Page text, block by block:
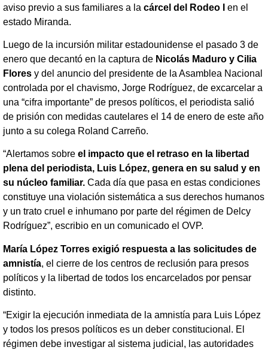
aviso previo a sus familiares a la cárcel del Rodeo I
en el
estado Miranda.
Luego de la incursión militar estadounidense el pasado 3 de
enero que decantó en la captura de Nicolás Maduro y Cilia
Flores y del anuncio del presidente de la Asamblea Nacional
controlada por el chavismo, Jorge Rodríguez, de excarcelar a
una “cifra importante” de presos políticos, el periodista salió
de prisión con medidas cautelares el 14 de enero de este año
junto a su colega Roland Carreño.
“Alertamos sobre el impacto que el retraso en la libertad
plena del periodista, Luis López, genera en su salud y en
su núcleo familiar. Cada día que pasa en estas condiciones
constituye una violación sistemática a sus derechos humanos
y un trato cruel e inhumano por parte del régimen de Delcy
Rodríguez”, escribio en un comunicado el OVP.
María López Torres exigió respuesta a las solicitudes de
amnistía, el cierre de los centros de reclusión para presos
políticos y la libertad de todos los encarcelados por pensar
distinto.
“Exigir la ejecución inmediata de la amnistía para Luis López
y todos los presos políticos es un deber constitucional. El
régimen debe investigar al sistema judicial, las autoridades